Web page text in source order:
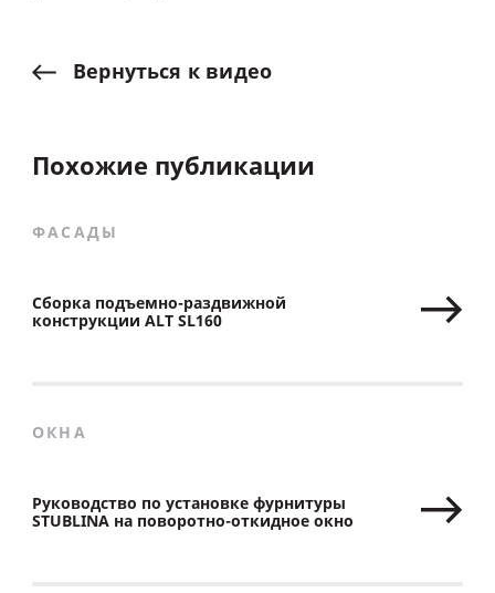
Вернуться к видео
Похожие публикации
ФАСАДЫ
Сборка подъемно-раздвижной
конструкции ALT SL160
ОКНА
Руководство по установке фурнитуры
STUBLINA на поворотно-откидное окно